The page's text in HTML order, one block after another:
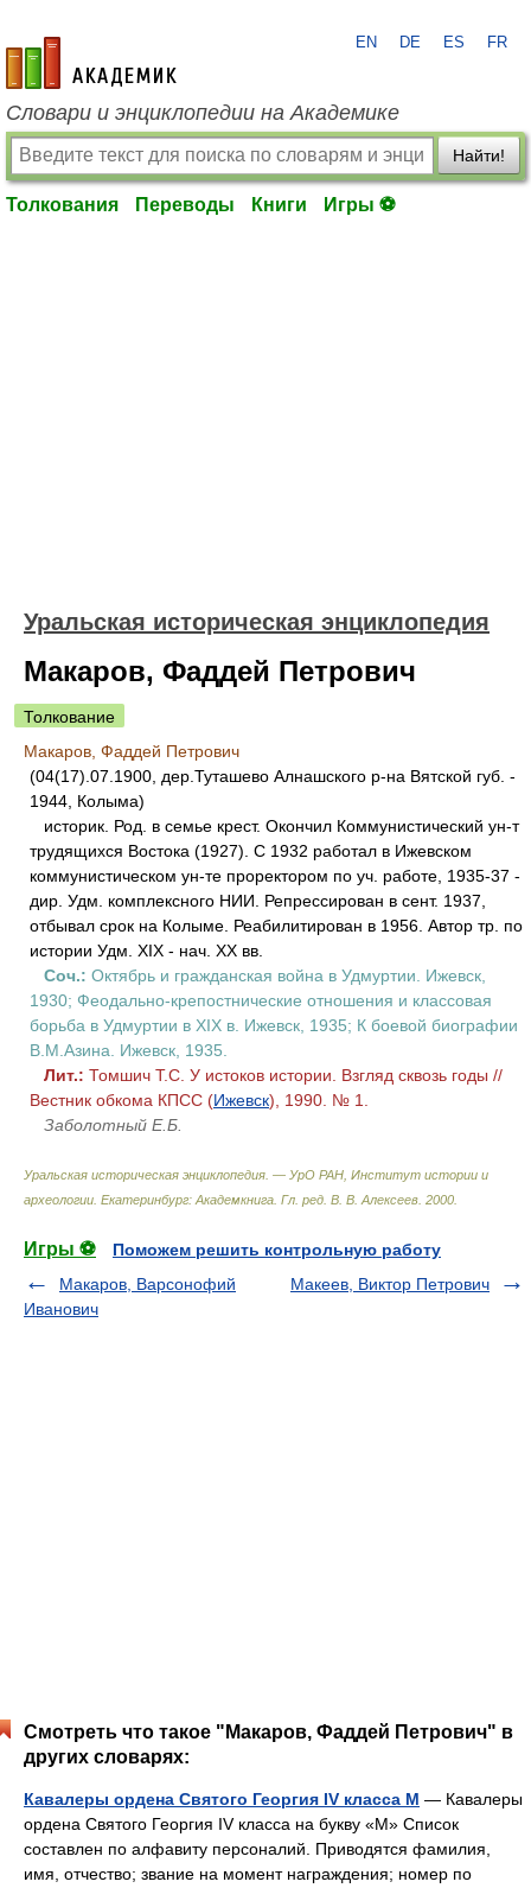
academic.ru
EN DE ES FR
Словари и энциклопедии на Академике
Найти!
Толкования Переводы Книги Игры ⚽
Уральская историческая энциклопедия
Макаров, Фаддей Петрович
Толкование
Макаров, Фаддей Петрович
(04(17).07.1900, дер.Туташево Алнашского р-на Вятской губ. -
1944, Колыма)
историк. Род. в семье крест. Окончил Коммунистический ун-т
трудящихся Востока (1927). С 1932 работал в Ижевском
коммунистическом ун-те проректором по уч. работе, 1935-37 -
дир. Удм. комплексного НИИ. Репрессирован в сент. 1937,
отбывал срок на Колыме. Реабилитирован в 1956. Автор тр. по
истории Удм. XIX - нач. ХХ вв.
Соч.: Октябрь и гражданская война в Удмуртии. Ижевск,
1930; Феодально-крепостнические отношения и классовая
борьба в Удмуртии в XIX в. Ижевск, 1935; К боевой биографии
В.М.Азина. Ижевск, 1935.
Лит.: Томшич Т.С. У истоков истории. Взгляд сквозь годы //
Вестник обкома КПСС (Ижевск), 1990. № 1.
Заболотный Е.Б.
Уральская историческая энциклопедия. — УрО РАН, Институт истории и
археологии. Екатеринбург: Академкнига Гл. ред. В. В. Алексеев 2000
Игры ⚽
Поможем решить контрольную работу
Макаров, Варсонофий
Иванович
Макеев, Виктор Петрович
Смотреть что такое "Макаров, Фаддей Петрович" в
других словарях:
Кавалеры ордена Святого Георгия IV класса М — Кавалеры
ордена Святого Георгия IV класса на букву «М» Список
составлен по алфавиту персоналий. Приводятся фамилия,
имя, отчество; звание на момент награждения; номер по